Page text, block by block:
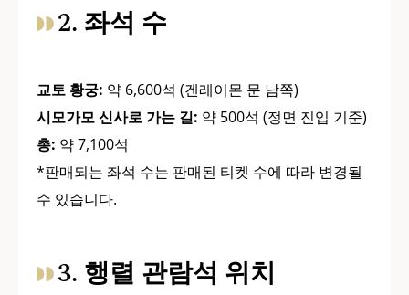
2. 좌석 수
교토 황궁: 약 6,600석 (겐레이몬 문 남쪽)
시모가모 신사로 가는 길: 약 500석 (정면 진입 기준)
총: 약 7,100석
*판매되는 좌석 수는 판매된 티켓 수에 따라 변경될
수 있습니다.
3. 행렬 관람석 위치